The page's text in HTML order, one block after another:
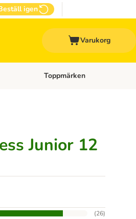
igen
Varukorg
VeterinärfoderOpen category menu: Andra
Toppmärken
Junior 12
(26)